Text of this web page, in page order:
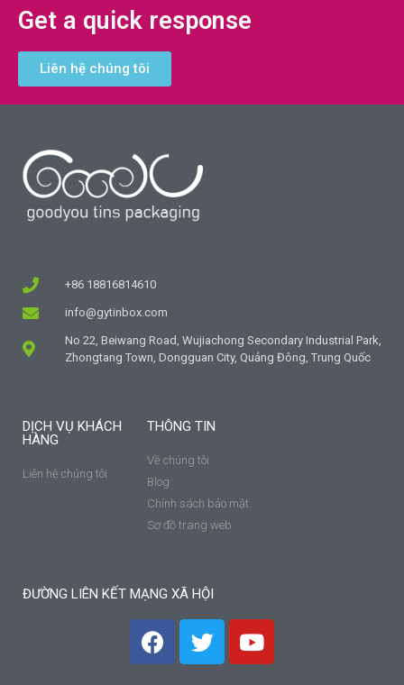
Get a quick response
Liên hệ chúng tôi
+86 18816814610
info@gytinbox.com
No 22, Beiwang Road, Wujiachong Secondary Industrial Park,
Zhongtang Town, Dongguan City, Quảng Đông, Trung Quốc
DỊCH VỤ KHÁCH
HÀNG
Liên hệ chúng tôi
THÔNG TIN
Về chúng tôi
Blog
Chính sách bảo mật
Sơ đồ trang web
ĐƯỜNG LIÊN KẾT MẠNG XÃ HỘI